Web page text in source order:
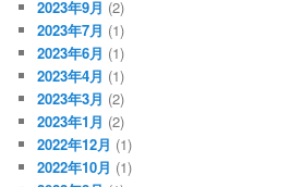
2023年9月 (2)
2023年7月 (1)
2023年6月 (1)
2023年4月 (1)
2023年3月 (2)
2023年1月 (2)
2022年12月 (1)
2022年10月 (1)